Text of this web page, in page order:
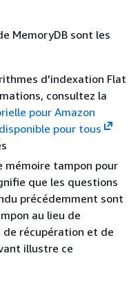
MemoryDB sont les
d'indexation Flat
consultez la
pour Amazon
pour tous
mémoire tampon pour
que les questions
précédemment sont
au lieu de
de récupération et de
illustre ce